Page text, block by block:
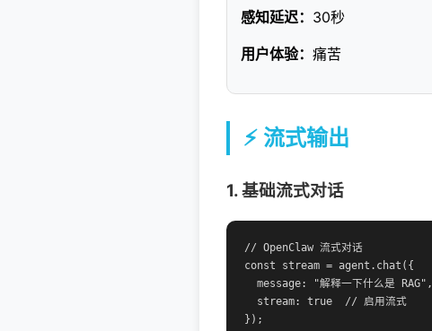
感知延迟： 30秒
用户体验： 痛苦
⚡ 流式输出
1. 基础流式对话
// OpenClaw 流式对话
const stream = agent.chat({
  message: "解释一下什么是 RAG",
  stream: true  // 启用流式
});